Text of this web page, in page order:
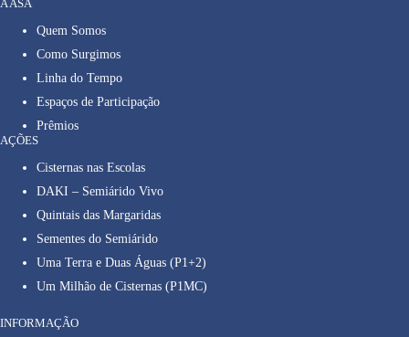
A ASA
Quem Somos
Como Surgimos
Linha do Tempo
Espaços de Participação
Prêmios
AÇÕES
Cisternas nas Escolas
DAKI – Semiárido Vivo
Quintais das Margaridas
Sementes do Semiárido
Uma Terra e Duas Águas (P1+2)
Um Milhão de Cisternas (P1MC)
INFORMAÇÃO